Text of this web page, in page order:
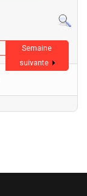
Semaine
suivante